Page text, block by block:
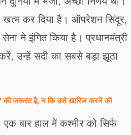
खत्म कर दिया है। ऑपरेशन सिंदूर,
ने इंगित किया है। प्रधानमंत्री
उन्हें सदी का सबसे बड़ा झूठा
की जरूरत है, न कि उसे खारिज करने की
बार हाल में कश्मीर को सिर्फ